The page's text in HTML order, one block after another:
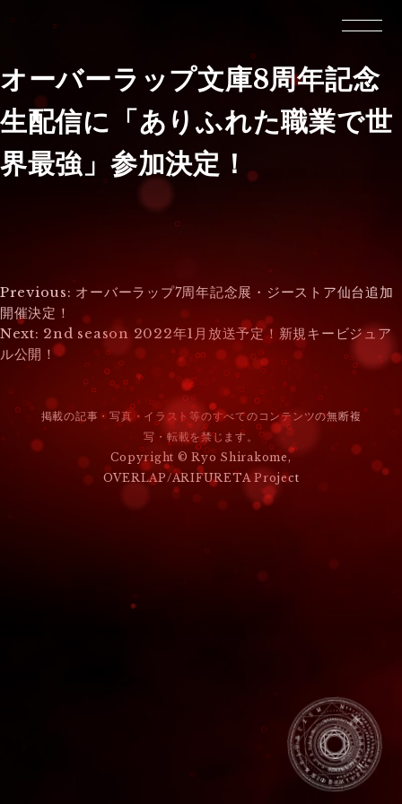
オーバーラップ文庫8周年記念
生配信に「ありふれた職業で世
界最強」参加決定！
投
稿
ナ
ビ
Previous: オーバーラップ7周年記念展・ジーストア仙台追加
開催決定！
Next: 2nd season 2022年1月放送予定！新規キービジュア
ル公開！
掲載の記事・写真・イラスト等のすべてのコンテンツの無断複
写・転載を禁じます。
Copyright © Ryo Shirakome,
OVERLAP/ARIFURETA Project